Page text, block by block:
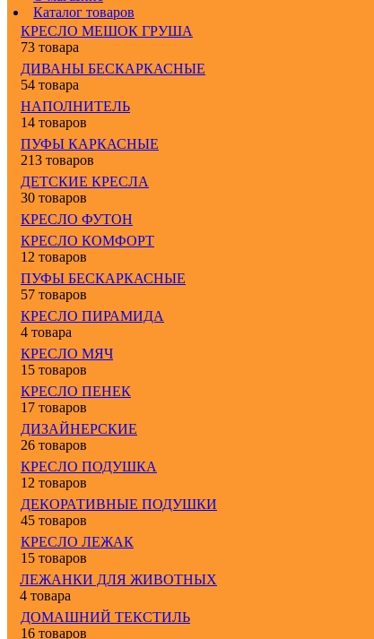
Каталог товаров
КРЕСЛО МЕШОК ГРУША
73 товара
ДИВАНЫ БЕСКАРКАСНЫЕ
54 товара
НАПОЛНИТЕЛЬ
14 товаров
ПУФЫ КАРКАСНЫЕ
213 товаров
ДЕТСКИЕ КРЕСЛА
30 товаров
КРЕСЛО ФУТОН
КРЕСЛО КОМФОРТ
12 товаров
ПУФЫ БЕСКАРКАСНЫЕ
57 товаров
КРЕСЛО ПИРАМИДА
4 товара
КРЕСЛО МЯЧ
15 товаров
КРЕСЛО ПЕНЕК
17 товаров
ДИЗАЙНЕРСКИЕ
26 товаров
КРЕСЛО ПОДУШКА
12 товаров
ДЕКОРАТИВНЫЕ ПОДУШКИ
45 товаров
КРЕСЛО ЛЕЖАК
15 товаров
ЛЕЖАНКИ ДЛЯ ЖИВОТНЫХ
4 товара
ДОМАШНИЙ ТЕКСТИЛЬ
16 товаров